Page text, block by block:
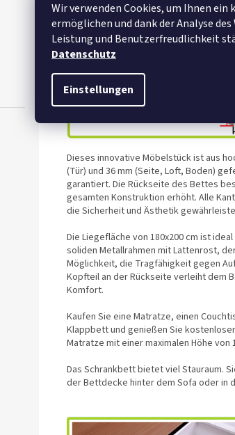
Wir verwenden Cookies, um Ihnen
ermöglichen und dank der Analyse
Leistung und Benutzerfreudlichkeit
Datenschutz
Einstellungen
Dieses innovative Möbelstück ist aus
(Tür) und 36 mm (Seite, Loft, Boden)
garantiert. Die Rückseite des Bettes
gesamten Konstruktion erhöht. Alle
die Sicherheit und Ästhetik
Die Liegefläche von 180x200 cm ist
soliden Metallrahmen mit Lattenrost,
Möglichkeit, die Tragfähigkeit gegen
Kopfteil an der Rückseite verleiht dem
Komfort.
Kaufen Sie eine Matratze, einen
Klappbett und genießen Sie
Matratze mit einer maximalen Höhe von
Das Schrankbett bietet viel Stauraum.
der Bettdecke hinter dem Sofa oder in